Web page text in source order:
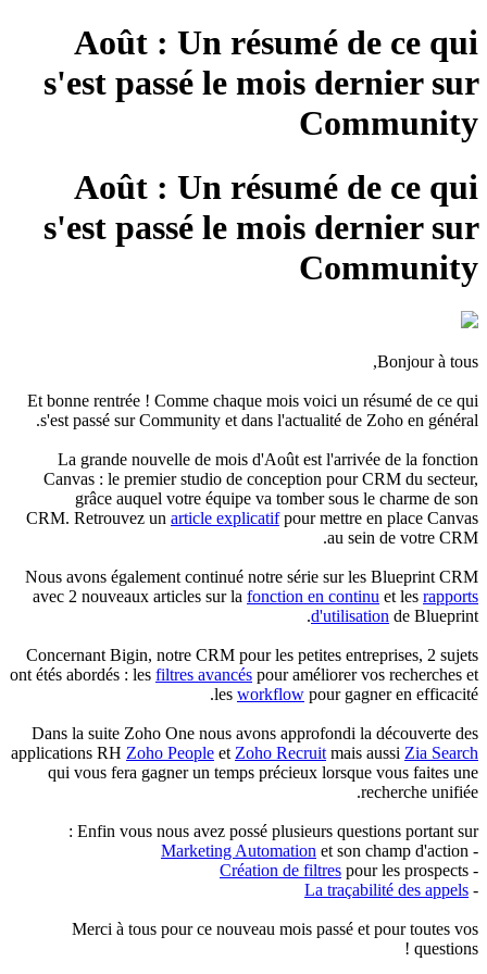
Août : Un résumé de ce qui
s'est passé le mois dernier sur
Community
Août : Un résumé de ce qui
s'est passé le mois dernier sur
Community
Bonjour à tous,
Et bonne rentrée ! Comme chaque mois voici un résumé de ce qui
s'est passé sur Community et dans l'actualité de Zoho en général.
La grande nouvelle de mois d'Août est l'arrivée de la fonction
Canvas : le premier studio de conception pour CRM du secteur,
grâce auquel votre équipe va tomber sous le charme de son
CRM. Retrouvez un article explicatifpour mettre en place Canvas
au sein de votre CRM.
Nous avons également continué notre série sur les Blueprint CRM
avec 2 nouveaux articles sur la fonction en continu et les rapports
d'utilisation de Blueprint.
Concernant Bigin, notre CRM pour les petites entreprises, 2 sujets
ont étés abordés : les filtres avancés pour améliorer vos recherches et
les workflow pour gagner en efficacité.
Dans la suite Zoho One nous avons approfondi la découverte des
applications RH Zoho People et Zoho Recruit mais aussi Zia Search
qui vous fera gagner un temps précieux lorsque vous faites une
recherche unifiée.
Enfin vous nous avez possé plusieurs questions portant sur :
-
Marketing Automation et son champ d'action
-
Création de filtres pour les prospects
-
La traçabilité des appels
Merci à tous pour ce nouveau mois passé et pour toutes vos
questions !